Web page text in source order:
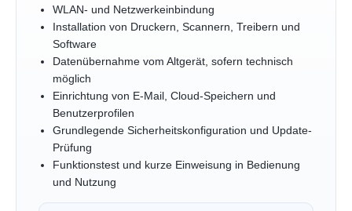
WLAN- und Netzwerkeinbindung
Installation von Druckern, Scannern, Treibern und
Software
Datenübernahme vom Altgerät, sofern technisch
möglich
Einrichtung von E-Mail, Cloud-Speichern und
Benutzerprofilen
Grundlegende Sicherheitskonfiguration und Update-
Prüfung
Funktionstest und kurze Einweisung in Bedienung
und Nutzung